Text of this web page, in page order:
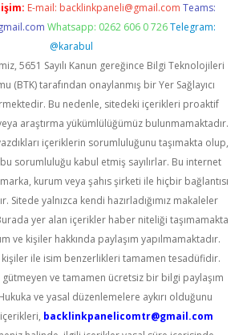
E-mail: backlinkpaneli@gmail.com Teams:
Whatsapp: 0262 606 0 726 Telegram:
@karabul
5651 Sayılı Kanun gereğince Bilgi Teknolojileri
(BTK) tarafından onaylanmış bir Yer Sağlayıcı
Bu nedenle, sitedeki içerikleri proaktif
araştırma yükümlülüğümüz bulunmamaktadır.
içeriklerin sorumluluğunu taşımakta olup,
sorumluluğu kabul etmiş sayılırlar. Bu internet
kurum veya şahıs şirketi ile hiçbir bağlantısı
Sitede yalnızca kendi hazırladığımız makaleler
yer alan içerikler haber niteliği taşımamakta
ve kişiler hakkında paylaşım yapılmamaktadır.
kişiler ile isim benzerlikleri tamamen tesadüfidir.
gütmeyen ve tamamen ücretsiz bir bilgi paylaşım
ve yasal düzenlemelere aykırı olduğunu
backlinkpanelicomtr@gmail.com